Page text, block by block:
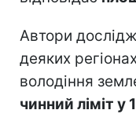
Автори
деяких
володіння
чинний ліміт у